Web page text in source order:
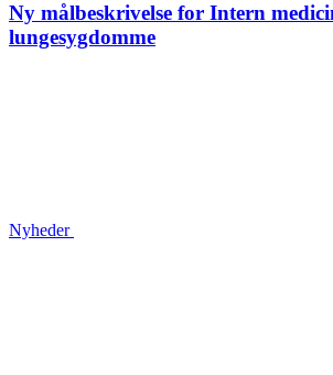
Ny målbeskrivelse for Intern
lungesygdomme
Nyheder